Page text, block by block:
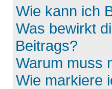
Wie kann ich
Was bewirkt
Beitrags?
Warum muss
Wie markiere